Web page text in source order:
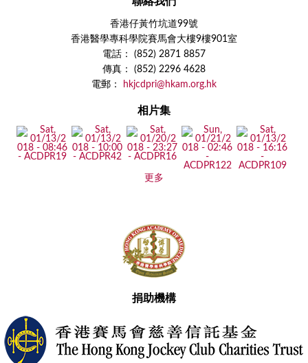
香港仔黃竹坑道99號
香港醫學專科學院賽馬會大樓9樓901室
電話： (852) 2871 8857
傳真： (852) 2296 4628
電郵：
hkjcdpri@hkam.org.hk
相片集
更多
捐助機構